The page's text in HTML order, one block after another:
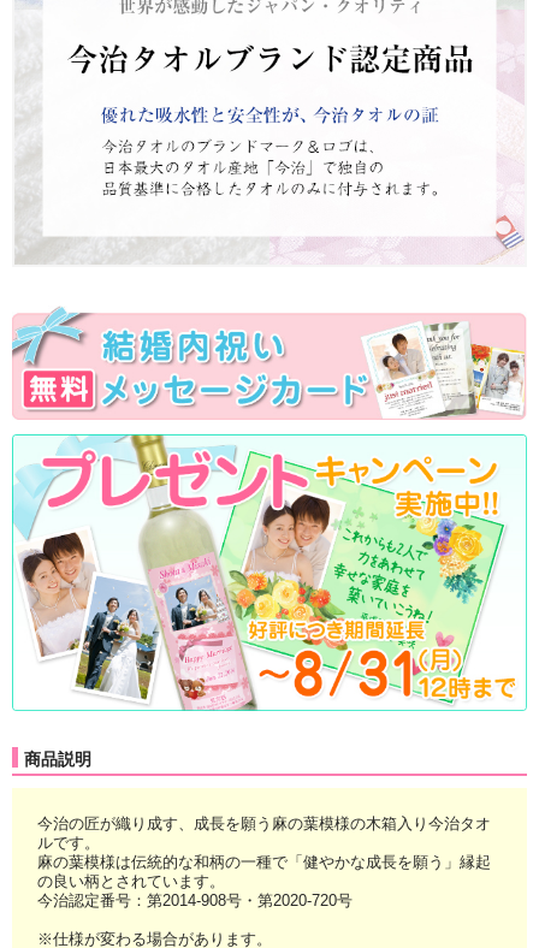
商品説明
今治の匠が織り成す、成長を願う麻の葉模様の木箱入り今治タオ
ルです。
麻の葉模様は伝統的な和柄の一種で「健やかな成長を願う」縁起
の良い柄とされています。
今治認定番号：第2014-908号・第2020-720号
※仕様が変わる場合があります。